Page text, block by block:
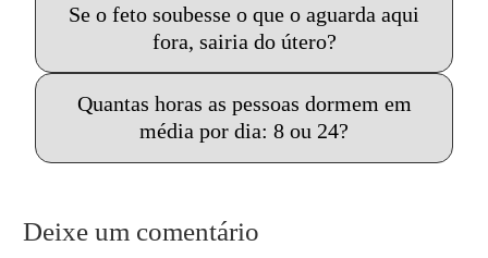
Se o feto soubesse o que o aguarda aqui
fora, sairia do útero?
Quantas horas as pessoas dormem em
média por dia: 8 ou 24?
Deixe um comentário